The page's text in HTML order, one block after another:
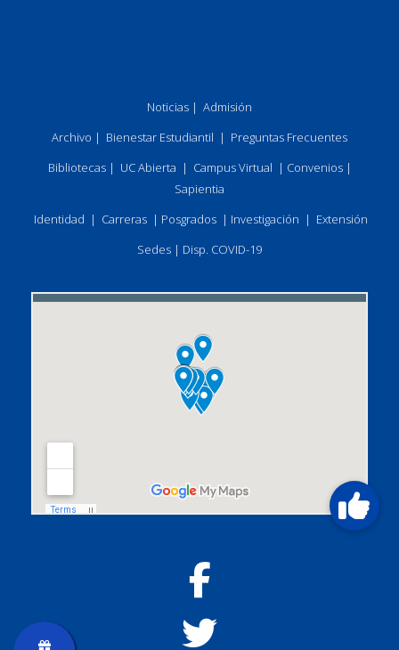
Noticias | Admisión
Archivo | Bienestar Estudiantil | Preguntas Frecuentes
Bibliotecas| UC Abierta | Campus Virtual | Convenios|
Sapientia
Identidad | Carreras | Posgrados | Investigación | Extensión
Sedes | Disp. COVID-19